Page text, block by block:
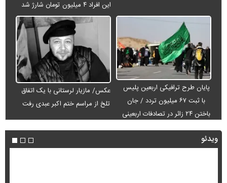
این افراد ۴ میلیون تومان شارژ شد
پایان طرح ترافیکی اربعین پلیس
با ثبت ۶۷ میلیون تردد / جان
باختن ۲۴ زائر در تصادفات اربعینی
عکس/ مازیار لرستانی با یک اتفاق
تلخ از مراسم ختم اکبر عبدی رفت
ویدئو